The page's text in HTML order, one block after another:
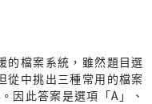
檔案系統，雖然題目選
從中挑出三種常用的檔案
因此答案是選項「A」、